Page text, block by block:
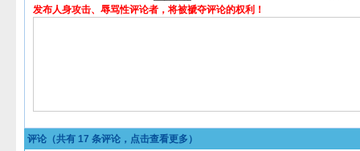
发布人身攻击、辱骂性评论者，将被褫夺评论的权利！
评论（共有 17 条评论，点击查看更多）